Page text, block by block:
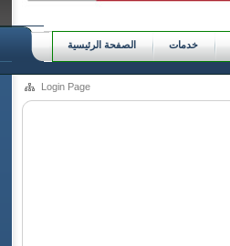
الصفحة الرئيسية خدمات
Login Page